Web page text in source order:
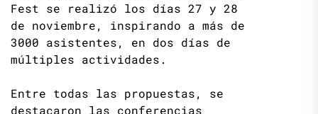
Fest se realizó los días 27 y 28
de noviembre, inspirando a más de
3000 asistentes, en dos días de
múltiples actividades.
Entre todas las propuestas, se
destacaron las conferencias